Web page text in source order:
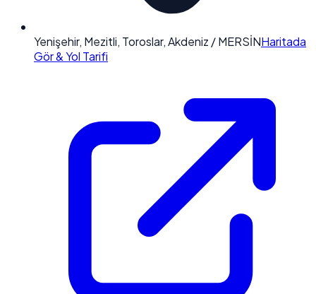
Yenişehir, Mezitli, Toroslar, Akdeniz / MERSİNHaritada
Gör & Yol Tarifi